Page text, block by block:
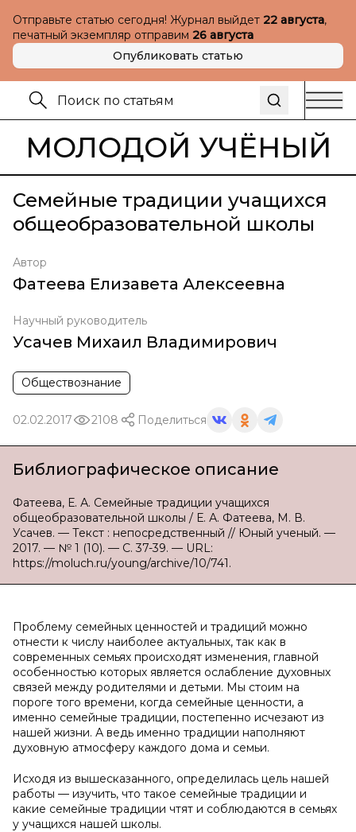
Отправьте статью сегодня! Журнал выйдет 22 августа,
печатный экземпляр отправим 26 августа
Опубликовать статью
МОЛОДОЙ УЧЁНЫЙ
Семейные традиции учащихся
общеобразовательной школы
Автор
Фатеева Елизавета Алексеевна
Научный руководитель
Усачев Михаил Владимирович
Обществознание
02.02.2017 2108 Поделиться
Библиографическое описание
Фатеева, Е. А. Семейные традиции учащихся
общеобразовательной школы / Е. А. Фатеева, М. В.
Усачев. — Текст : непосредственный // Юный ученый. —
2017. — № 1 (10). — С. 37-39. — URL:
https://moluch.ru/young/archive/10/741.
Проблему семейных ценностей и традиций можно
отнести к числу наиболее актуальных, так как в
современных семьях происходят изменения, главной
особенностью которых является ослабление духовных
связей между родителями и детьми. Мы стоим на
пороге того времени, когда семейные ценности, а
именно семейные традиции, постепенно исчезают из
нашей жизни. А ведь именно традиции наполняют
духовную атмосферу каждого дома и семьи.
Исходя из вышесказанного, определилась цель нашей
работы — изучить, что такое семейные традиции и
какие семейные традиции чтят и соблюдаются в семьях
у учащихся нашей школы.